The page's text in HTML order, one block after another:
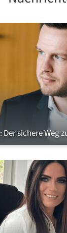
sichere Weg